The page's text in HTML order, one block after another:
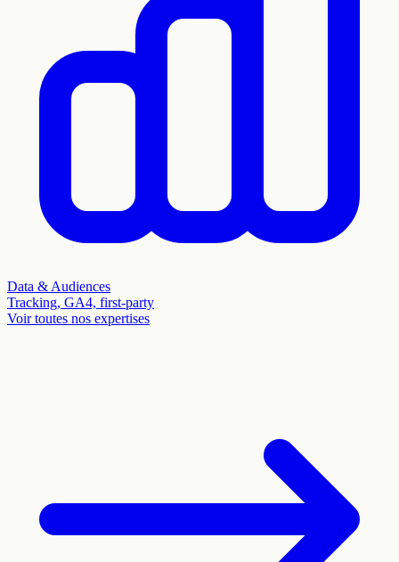
Data & Audiences
Tracking, GA4, first-party
Voir toutes nos expertises